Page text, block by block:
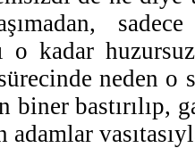
sadece
o kadar
neden o
biner bastırılıp,